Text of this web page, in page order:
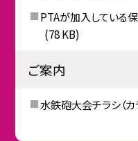
PTAが加入している
(78 KB)
ご案内
水鉄砲大会チラシ（カ